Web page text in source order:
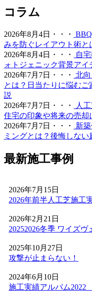
向きやツヤまで計算さ
す。一度敷けば10年以
しく、お庭の手入れに
いらずで上質な暮らし
お隣への枯れ葉の飛散
方が増えています。機
2026.6.4
プロスポーツの現場で
です。東京ドームや京
大規模施設、さらには
動きと高い摩擦が求め
工芝は導入されていま
ンテナンスのしやすさ
自治体様からも高く評
ご相談ください。プロ
けします。
2026.5.28
ないほどの美しさとリ
年中鮮やかな緑を保て
っしゃいますが、経年
が出る継ぎ目の処理な
コラム
2026年8月4日・・・
みを防ぐレイアウト術と
2026年8月4日・・・
自
ォトジェニック背景アイ
2026年7月7日・・・ 北
とは？日当たりに悩む
説
2026年7月7日・・・
人
住宅の印象や将来の売却
2026年7月7日・・・
新
ミングとは？後悔しな
最新施工事例
2026年7月15日
2026年前半人工芝施工
2026年2月21日
20252026冬季 ワイズ
2025年10月27日
攻撃が止まらない！
2024年6月10日
施工実績アルバム2022